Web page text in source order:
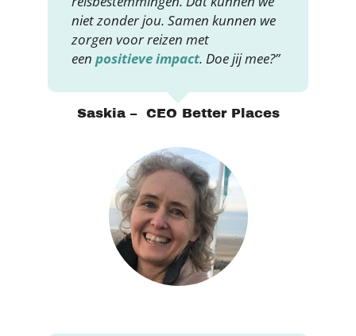
niet zonder jou. Samen kunnen we
zorgen voor reizen met
een positieve impact. Doe jij mee?”
Saskia – CEO Better Places